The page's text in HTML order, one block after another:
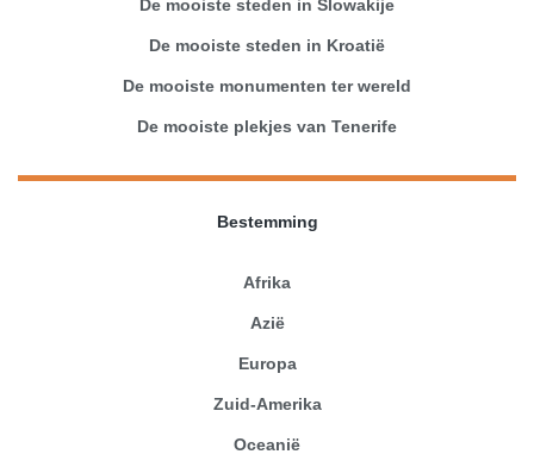
De mooiste steden in Slowakije
De mooiste steden in Kroatië
De mooiste monumenten ter wereld
De mooiste plekjes van Tenerife
Bestemming
Afrika
Azië
Europa
Zuid-Amerika
Oceanië